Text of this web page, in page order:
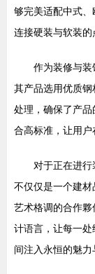
够完美适配中式
连接硬装与软装的
作为装修与装
其产品选用优质
处理，确保了产
合高标准，让用户
对于正在进
不仅仅是一个建
艺术格调的合作
计语言，让每一
间注入永恒的魅力